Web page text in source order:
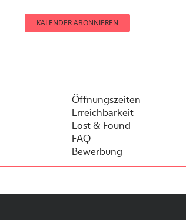
KALENDER ABONNIEREN
Öffnungszeiten
Erreichbarkeit
Lost & Found
FAQ
Bewerbung